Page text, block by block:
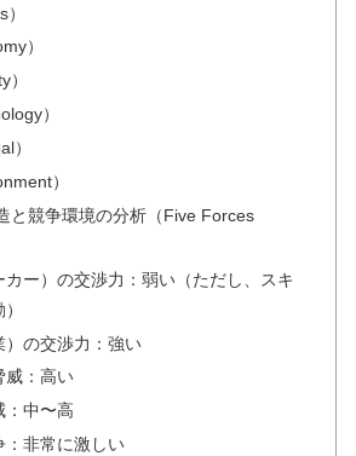
）
）
）
）
と競争環境の分析（Five Forces
カー）の交渉力：弱い（ただし、スキ
）の交渉力：強い
威：高い
：中〜高
：非常に激しい